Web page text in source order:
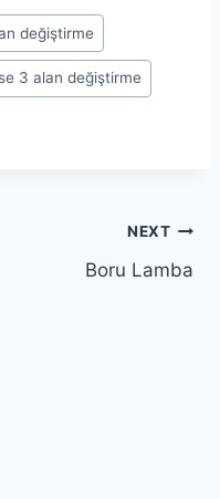
değiştirme
3 alan değiştirme
NEXT
Boru Lamba